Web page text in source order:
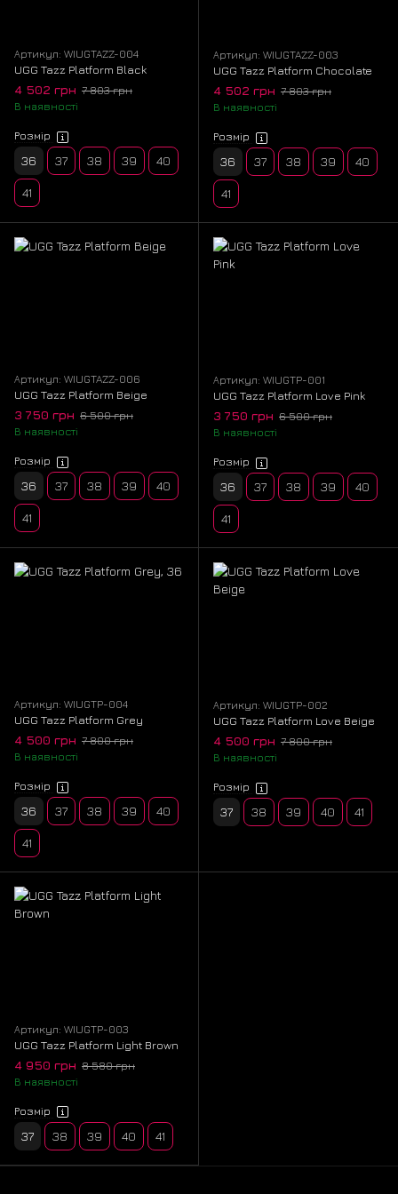
Артикул: WIUGTAZZ-004
UGG Tazz Platform Black
4 502 грн 7 803 грн
В наявності
Розмір
36 37 38 39 40
41
Артикул: WIUGTAZZ-003
UGG Tazz Platform Chocolate
4 502 грн 7 803 грн
В наявності
Розмір
36 37 38 39 40
41
Артикул: WIUGTAZZ-006
UGG Tazz Platform Beige
3 750 грн 6 500 грн
В наявності
Розмір
36 37 38 39 40
41
Артикул: WIUGTP-001
UGG Tazz Platform Love Pink
3 750 грн 6 500 грн
В наявності
Розмір
36 37 38 39 40
41
Артикул: WIUGTP-004
UGG Tazz Platform Grey
4 500 грн 7 800 грн
В наявності
Розмір
36 37 38 39 40
41
Артикул: WIUGTP-002
UGG Tazz Platform Love Beige
4 500 грн 7 800 грн
В наявності
Розмір
37 38 39 40 41
Артикул: WIUGTP-003
UGG Tazz Platform Light Brown
4 950 грн 8 580 грн
В наявності
Розмір
37 38 39 40 41